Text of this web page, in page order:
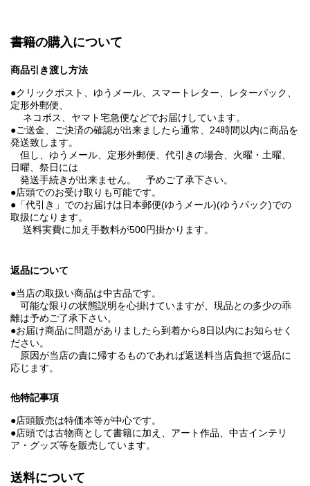
書籍の購入について
商品引き渡し方法
●クリックポスト、ゆうメール、スマートレター、レターパック、
定形外郵便、
ネコポス、ヤマト宅急便などでお届けしています。
●ご送金、ご決済の確認が出来ましたら通常、24時間以内に商品を
発送致します。
但し、ゆうメール、定形外郵便、代引きの場合、火曜・土曜、
日曜、祭日には
発送手続きが出来ません。 予めご了承下さい。
●店頭でのお受け取りも可能です。
●「代引き」でのお届けは日本郵便(ゆうメール)(ゆうパック)での
取扱になります。
送料実費に加え手数料が500円掛かります。
返品について
●当店の取扱い商品は中古品です。
可能な限りの状態説明を心掛けていますが、現品との多少の乖
離は予めご了承下さい。
●お届け商品に問題がありましたら到着から8日以内にお知らせく
ださい。
原因が当店の責に帰するものであれば返送料当店負担で返品に
応じます。
他特記事項
●店頭販売は特価本等が中心です。
●店頭では古物商として書籍に加え、アート作品、中古インテリ
ア・グッズ等を販売しています。
送料について